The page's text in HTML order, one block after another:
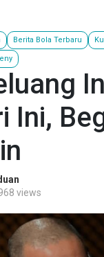
Berita Bola Terbaru
Ini,
views